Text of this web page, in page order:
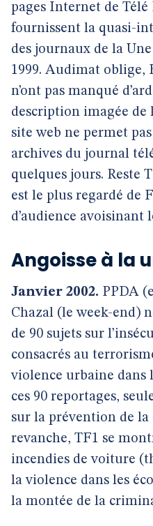
pages Internet de Télé
fournissent la quasi-
des journaux de la
1999. Audimat oblige,
n’ont pas manqué
description imagée de
site web ne permet
archives du journal
quelques jours. Reste
est le plus regardé de
d’audience avoisinant
Angoisse à la
Janvier 2002. PPDA
Chazal (le week-end)
de 90 sujets sur
consacrés au
violence urbaine dans
ces 90 reportages,
sur la prévention de
revanche, TF1 se
incendies de voiture
la violence dans les
la montée de la